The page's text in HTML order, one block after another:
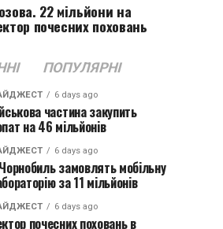
22 мільйони на
почесних поховань
ПОПУЛЯРНІ
6 days ago
частина закупить
на 46 мільйонів
6 days ago
замовлять мобільну
за 11 мільйонів
6 days ago
почесних поховань в